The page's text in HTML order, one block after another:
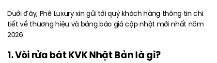
Dưới đây, Phê Luxury xin gửi tới quý khách hàng thông tin chi
tiết về thương hiệu và bảng báo giá cập nhật mới nhất năm
2026:
1. Vòi rửa bát KVK Nhật Bản là gì?